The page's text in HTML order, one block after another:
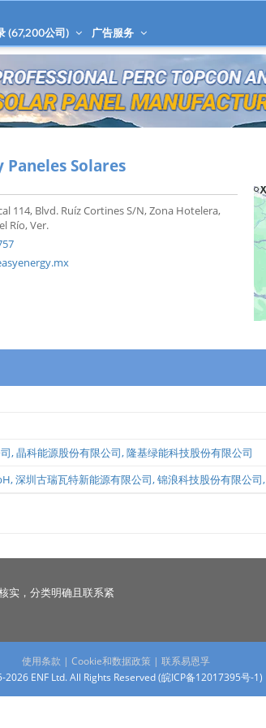
(67,200公司) 广告服务
Paneles Solares
114, Blvd. Ruíz Cortines S/N, Zona Hotelera,
Río, Ver.
,晶科能源股份有限公司,隆基绿能科技股份有限公司
,深圳古瑞瓦特新能源有限公司,锦浪科技股份有限公司,
实，分类明确且联系紧
使用条款 | Cookie和数据政策 | 联系易恩孚
ENF Ltd. All Rights Reserved (皖ICP备12017395号-1)